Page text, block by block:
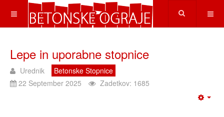
Lepe in uporabne stopnice
Urednik
Betonske Stopnice
22 September 2025
Zadetkov: 1685